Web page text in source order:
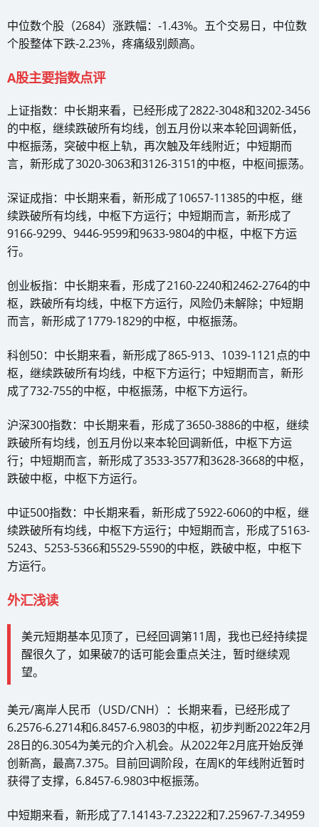
中位数个股（2684）涨跌幅：-1.43%。五个交易日，中位数
个股整体下跌-2.23%，疼痛级别颇高。
A股主要指数点评
上证指数：中长期来看，已经形成了2822-3048和3202-3456
的中枢，继续跌破所有均线，创五月份以来本轮回调新低，
中枢振荡，突破中枢上轨，再次触及年线附近；中短期而
言，新形成了3020-3063和3126-3151的中枢，中枢间振荡。
深证成指：中长期来看，新形成了10657-11385的中枢，继
续跌破所有均线，中枢下方运行；中短期而言，新形成了
9166-9299、9446-9599和9633-9804的中枢，中枢下方运
行。
创业板指：中长期来看，形成了2160-2240和2462-2764的中
枢，跌破所有均线，中枢下方运行，风险仍未解除；中短期
而言，新形成了1779-1829的中枢，中枢振荡。
科创50：中长期来看，新形成了865-913、1039-1121点的中
枢，继续跌破所有均线，中枢下方运行；中短期而言，新形
成了732-755的中枢，中枢振荡，中枢下方运行。
沪深300指数：中长期来看，形成了3650-3886的中枢，继续
跌破所有均线，创五月份以来本轮回调新低，中枢下方运
行；中短期而言，新形成了3533-3577和3628-3668的中枢，
跌破中枢，中枢下方运行。
中证500指数：中长期来看，新形成了5922-6060的中枢，继
续跌破所有均线，中枢下方运行；中短期而言，形成了5163-
5243、5253-5366和5529-5590的中枢，跌破中枢，中枢下
方运行。
外汇浅读
美元短期基本见顶了，已经回调第11周，我也已经持续提
醒很久了，如果破7的话可能会重点关注，暂时继续观
望。
美元/离岸人民币（USD/CNH）：长期来看，已经形成了
6.2576-6.2714和6.8457-6.9803的中枢，初步判断2022年2月
28日的6.3054为美元的介入机会。从2022年2月底开始反弹
创新高，最高7.375。目前回调阶段，在周K的年线附近暂时
获得了支撑，6.8457-6.9803中枢振荡。
中短期来看，新形成了7.14143-7.23222和7.25967-7.34959